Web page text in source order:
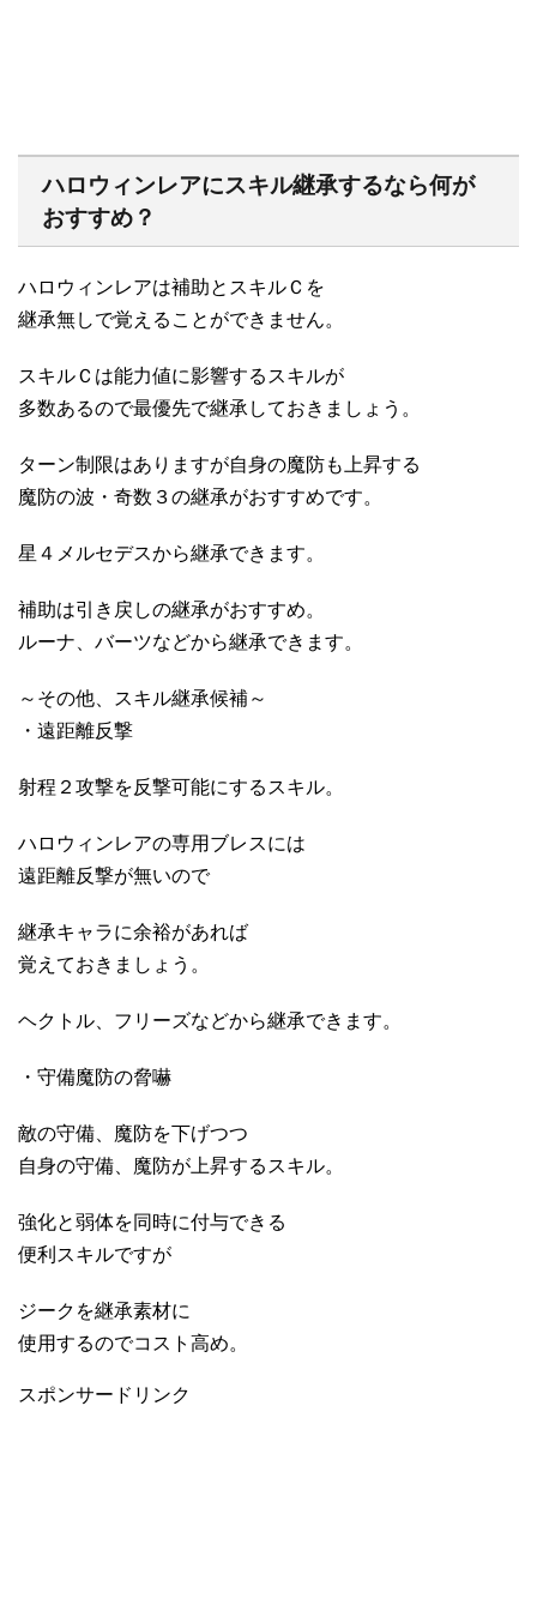
ハロウィンレアにスキル継承するなら何が
おすすめ？
ハロウィンレアは補助とスキルＣを
継承無しで覚えることができません。
スキルＣは能力値に影響するスキルが
多数あるので最優先で継承しておきましょう。
ターン制限はありますが自身の魔防も上昇する
魔防の波・奇数３の継承がおすすめです。
星４メルセデスから継承できます。
補助は引き戻しの継承がおすすめ。
ルーナ、バーツなどから継承できます。
～その他、スキル継承候補～
・遠距離反撃
射程２攻撃を反撃可能にするスキル。
ハロウィンレアの専用ブレスには
遠距離反撃が無いので
継承キャラに余裕があれば
覚えておきましょう。
ヘクトル、フリーズなどから継承できます。
・守備魔防の脅嚇
敵の守備、魔防を下げつつ
自身の守備、魔防が上昇するスキル。
強化と弱体を同時に付与できる
便利スキルですが
ジークを継承素材に
使用するのでコスト高め。
スポンサードリンク